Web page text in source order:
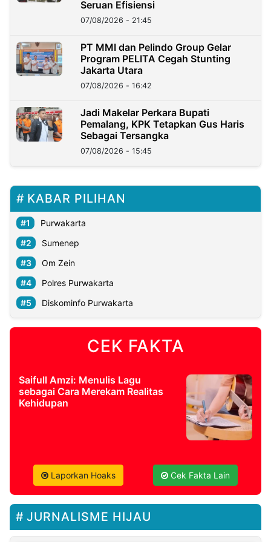
Seruan Efisiensi
07/08/2026 - 21:45
PT MMI dan Pelindo Group Gelar
Program PELITA Cegah Stunting
Jakarta Utara
07/08/2026 - 16:42
Jadi Makelar Perkara Bupati
Pemalang, KPK Tetapkan Gus Haris
Sebagai Tersangka
07/08/2026 - 15:45
KABAR PILIHAN
Purwakarta
Sumenep
Om Zein
Polres Purwakarta
Diskominfo Purwakarta
CEK FAKTA
Saifull Amzi: Menulis Lagu
sebagai Cara Merekam Realitas
Kehidupan
Laporkan Hoaks Cek Fakta Lain
JURNALISME HIJAU